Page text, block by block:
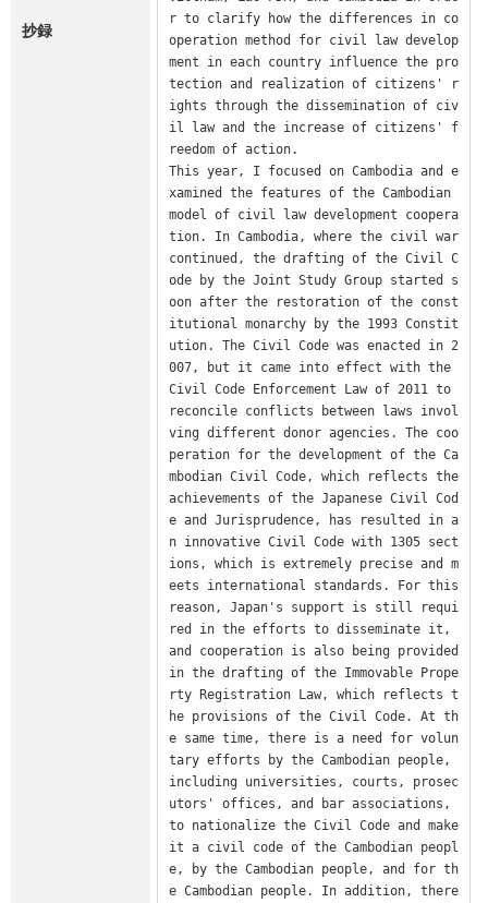
抄録
r to clarify how the differences in co
operation method for civil law develop
ment in each country influence the pro
tection and realization of citizens' r
ights through the dissemination of civ
il law and the increase of citizens' f
reedom of action.
This year, I focused on Cambodia and e
xamined the features of the Cambodian
model of civil law development coopera
tion. In Cambodia, where the civil war
continued, the drafting of the Civil C
ode by the Joint Study Group started s
oon after the restoration of the const
itutional monarchy by the 1993 Constit
ution. The Civil Code was enacted in 2
007, but it came into effect with the
Civil Code Enforcement Law of 2011 to
reconcile conflicts between laws invol
ving different donor agencies. The coo
peration for the development of the Ca
mbodian Civil Code, which reflects the
achievements of the Japanese Civil Cod
e and Jurisprudence, has resulted in a
n innovative Civil Code with 1305 sect
ions, which is extremely precise and m
eets international standards. For this
reason, Japan's support is still requi
red in the efforts to disseminate it,
and cooperation is also being provided
in the drafting of the Immovable Prope
rty Registration Law, which reflects t
he provisions of the Civil Code. At th
e same time, there is a need for volun
tary efforts by the Cambodian people,
including universities, courts, prosec
utors' offices, and bar associations,
to nationalize the Civil Code and make
it a civil code of the Cambodian peopl
e, by the Cambodian people, and for th
e Cambodian people. In addition, there